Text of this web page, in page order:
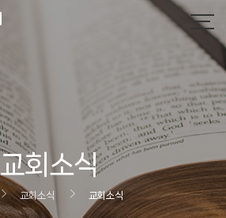
교회소식
교회소식 교회소식